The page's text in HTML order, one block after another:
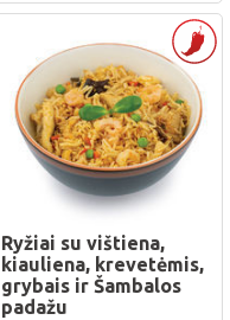
Ryžiai su vištiena,
kiauliena, krevetėmis,
grybais ir Šambalos
padažu